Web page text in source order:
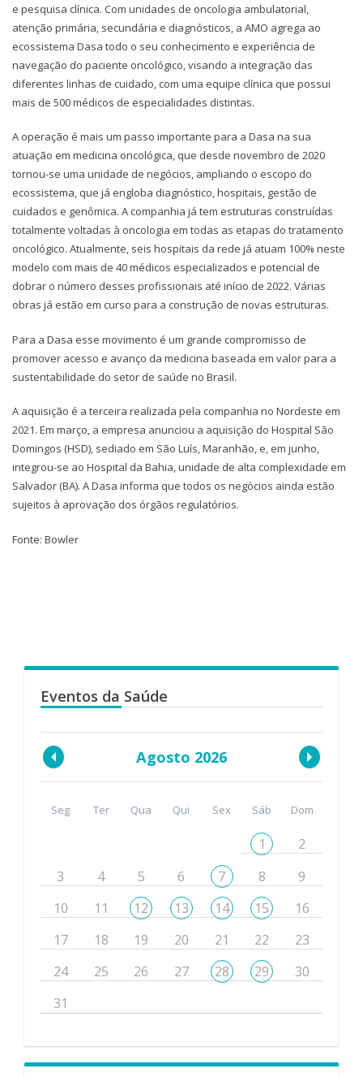
e pesquisa clínica. Com unidades de oncologia ambulatorial,
atenção primária, secundária e diagnósticos, a AMO agrega ao
ecossistema Dasa todo o seu conhecimento e experiência de
navegação do paciente oncológico, visando a integração das
diferentes linhas de cuidado, com uma equipe clínica que possui
mais de 500 médicos de especialidades distintas.
A operação é mais um passo importante para a Dasa na sua
atuação em medicina oncológica, que desde novembro de 2020
tornou-se uma unidade de negócios, ampliando o escopo do
ecossistema, que já engloba diagnóstico, hospitais, gestão de
cuidados e genômica. A companhia já tem estruturas construídas
totalmente voltadas à oncologia em todas as etapas do tratamento
oncológico. Atualmente, seis hospitais da rede já atuam 100% neste
modelo com mais de 40 médicos especializados e potencial de
dobrar o número desses profissionais até início de 2022. Várias
obras já estão em curso para a construção de novas estruturas.
Para a Dasa esse movimento é um grande compromisso de
promover acesso e avanço da medicina baseada em valor para a
sustentabilidade do setor de saúde no Brasil.
A aquisição é a terceira realizada pela companhia no Nordeste em
2021. Em março, a empresa anunciou a aquisição do Hospital São
Domingos (HSD), sediado em São Luís, Maranhão, e, em junho,
integrou-se ao Hospital da Bahia, unidade de alta complexidade em
Salvador (BA). A Dasa informa que todos os negócios ainda estão
sujeitos à aprovação dos órgãos regulatórios.
Fonte: Bowler
Eventos da Saúde
Agosto 2026
Seg Ter Qua Qui Sex Sáb Dom
1
2
3
4 5 6 7 8
9
10
11 12 13 14 15
16
17
18 19 20 21 22
23
24
25 26 27 28 29
30
31